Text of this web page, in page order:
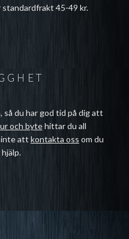
45-49 kr.
så du har god tid på dig att
och bytehittar du all
inte att kontakta oss om du